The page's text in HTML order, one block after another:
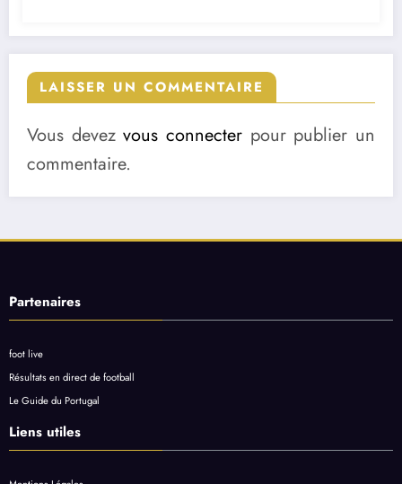
LAISSER UN COMMENTAIRE
Vous devezvous connecter pour publier un
commentaire.
Partenaires
foot live
Résultats en direct de football
Le Guide du Portugal
Liens utiles